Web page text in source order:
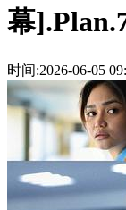
幕
时间:2026-06-05